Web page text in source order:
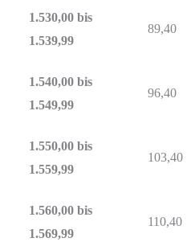
1.530,00 bis
1.539,99
89,40
1.540,00 bis
1.549,99
96,40
1.550,00 bis
1.559,99
103,40
1.560,00 bis
1.569,99
110,40